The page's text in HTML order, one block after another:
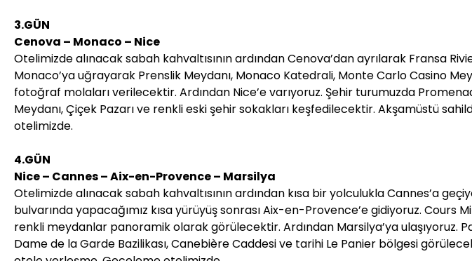
3.GÜN
Cenova – Monaco – Nice
Otelimizde alınacak sabah kahvaltısının ardından Cenova’dan ayrılarak Fransa
Monaco’ya uğrayarak Prenslik Meydanı, Monaco Katedrali, Monte Carlo Casino
fotoğraf molaları verilecektir. Ardından Nice’e varıyoruz. Şehir turumuzda
Meydanı, Çiçek Pazarı ve renkli eski şehir sokakları keşfedilecektir. Akşamüstü
otelimizde.
4.GÜN
Nice – Cannes – Aix-en-Provence – Marsilya
Otelimizde alınacak sabah kahvaltısının ardından kısa bir yolculukla Cannes’a
bulvarında yapacağımız kısa yürüyüş sonrası Aix-en-Provence’e gidiyoruz. Cours
renkli meydanlar panoramik olarak görülecektir. Ardından Marsilya’ya ulaşıyoruz.
Dame de la Garde Bazilikası, Canebière Caddesi ve tarihi Le Panier bölgesi